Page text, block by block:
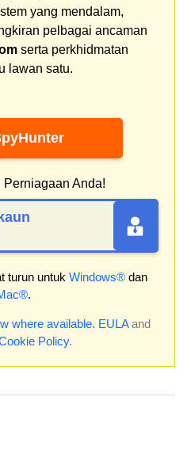
yang mendalam,
pelbagai ancaman
serta perkhidmatan
lawan satu.
Perniagaan Anda!
turun untuk Windows®dan
.
where available. EULAand
Policy.